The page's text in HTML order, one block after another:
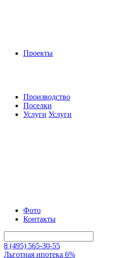
Проекты
Производство
Поселки
Услуги Услуги
Фото
Контакты
8 (495) 565-30-55
Льготная ипотека 6%